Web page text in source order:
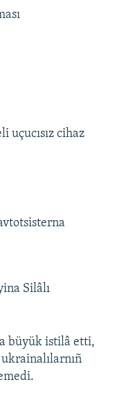
cihaz
Silâlı
büyük istilâ etti,